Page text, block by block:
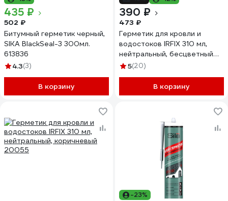
435 ₽
502 ₽
Битумный герметик черный,
SIKA BlackSeal-3 300мл.
613836
4.3(3)
В корзину
390 ₽
473 ₽
Герметик для кровли и
водостоков IRFIX 310 мл,
нейтральный, бесцветный
20053
5(20)
В корзину
-23%